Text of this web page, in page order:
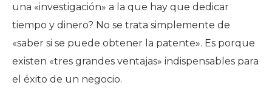
una «investigación» a la que hay que dedicar
tiempo y dinero? No se trata simplemente de
«saber si se puede obtener la patente». Es porque
existen «tres grandes ventajas» indispensables para
el éxito de un negocio.